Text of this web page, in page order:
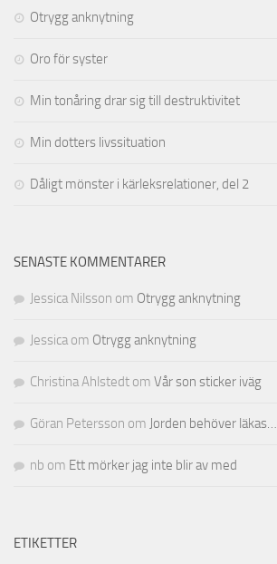
Otrygg anknytning
Oro för syster
Min tonåring drar sig till destruktivitet
Min dotters livssituation
Dåligt mönster i kärleksrelationer, del 2
SENASTE KOMMENTARER
Jessica Nilsson om Otrygg anknytning
Jessica om Otrygg anknytning
Christina Ahlstedt om Vår son sticker iväg
Göran Petersson om Jorden behöver läkas…
nb om Ett mörker jag inte blir av med
ETIKETTER